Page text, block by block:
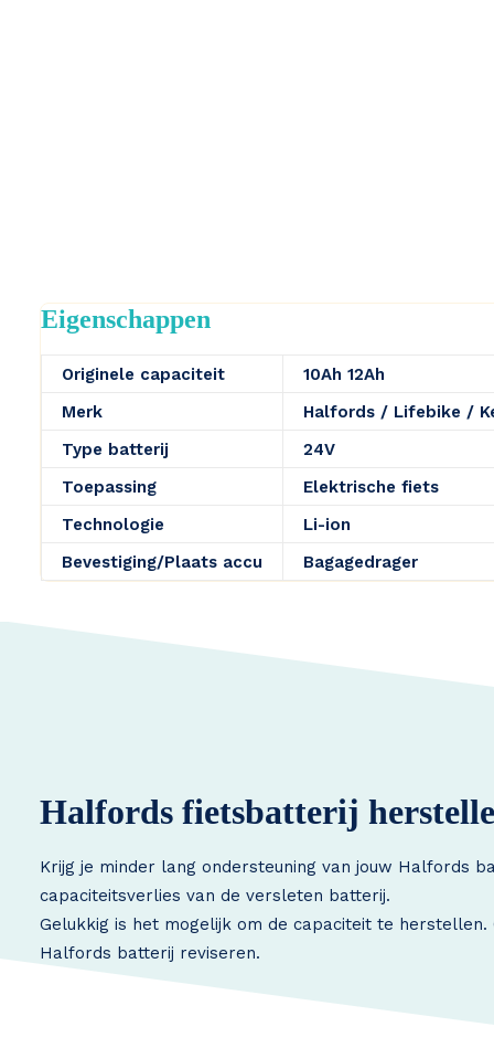
Eigenschappen
Originele capaciteit
10Ah 12Ah
Merk
Halfords / Lifebike /
Type batterij
24V
Toepassing
Elektrische fiets
Technologie
Li-ion
Bevestiging/Plaats accu
Bagagedrager
Halfords fietsbatterij
Krijg je minder lang ondersteuning van jouw Halfords
capaciteitsverlies van de versleten batterij.
Gelukkig is het mogelijk om de capaciteit te
Halfords batterij reviseren.